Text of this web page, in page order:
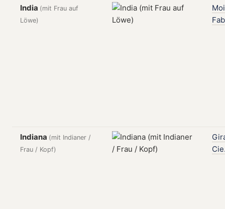
India (mit Frau auf
Löwe)
Indiana (mit Indianer /
Frau / Kopf)